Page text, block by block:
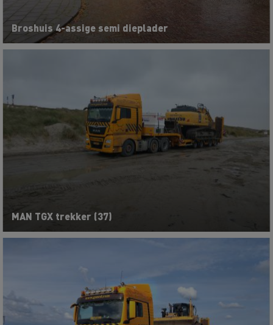
Broshuis 4-assige semi dieplader
MAN TGX trekker (37)